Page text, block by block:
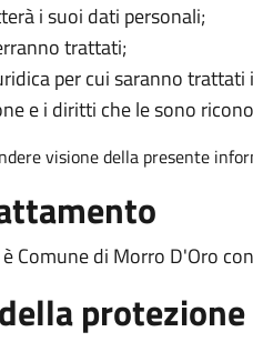
i suoi dati personali;
trattati;
per cui saranno trattati
e i diritti che le sono
visione della presente
Comune di Morro D'Oro